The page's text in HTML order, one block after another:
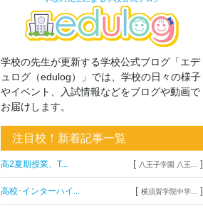
学校の先生が更新する学校公式ブログ「エデ
ュログ（edulog）」では、学校の日々の様子
やイベント、入試情報などをブログや動画で
お届けします。
注目校！新着記事一覧
高2夏期授業、T... [ 八王子学園 八王... ]
高校･インターハイ... [ 横須賀学院中学... ]